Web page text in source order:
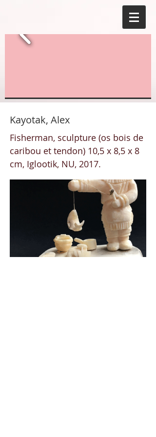
Kayotak, Alex
Fisherman, sculpture (os bois de
caribou et tendon) 10,5 x 8,5 x 8
cm, Iglootik, NU, 2017.